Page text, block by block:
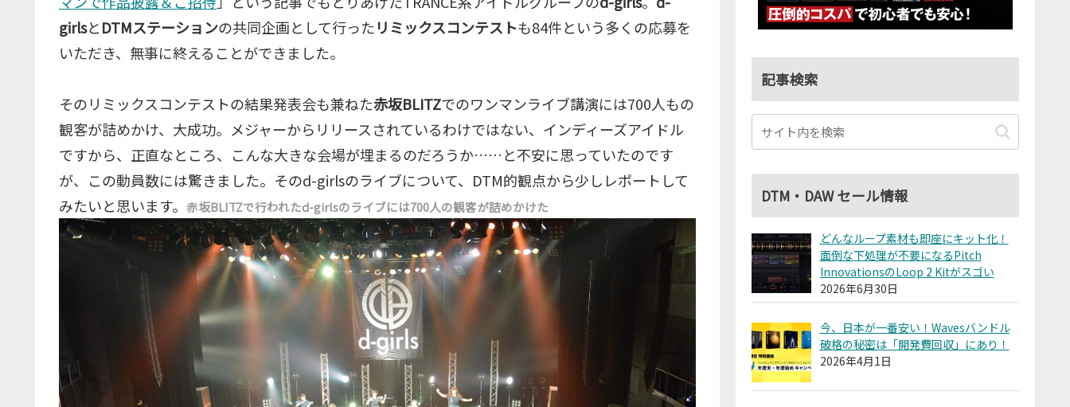
girlsとDTMステーションの共同企画として行ったリミックスコンテストも84件という多くの応募を
いただき、無事に終えることができました。
そのリミックスコンテストの結果発表会も兼ねた赤坂BLITZでのワンマンライブ講演には700人もの
観客が詰めかけ、大成功。メジャーからリリースされているわけではない、インディーズアイドル
ですから、正直なところ、こんな大きな会場が埋まるのだろうか……と不安に思っていたのです
が、この動員数には驚きました。そのd-girlsのライブについて、DTM的観点から少しレポートして
みたいと思います。 赤坂BLITZで行われたd-girlsのライブには700人の観客が詰めかけた
記事検索
DTM・DAW セール情報
どんなループ素材も即座にキット化！
面倒な下処理が不要になるPitch
InnovationsのLoop 2 Kitがスゴい
2026年6月30日
今、日本が一番安い！Wavesバンドル
破格の秘密は「開発費回収」にあり！
2026年4月1日